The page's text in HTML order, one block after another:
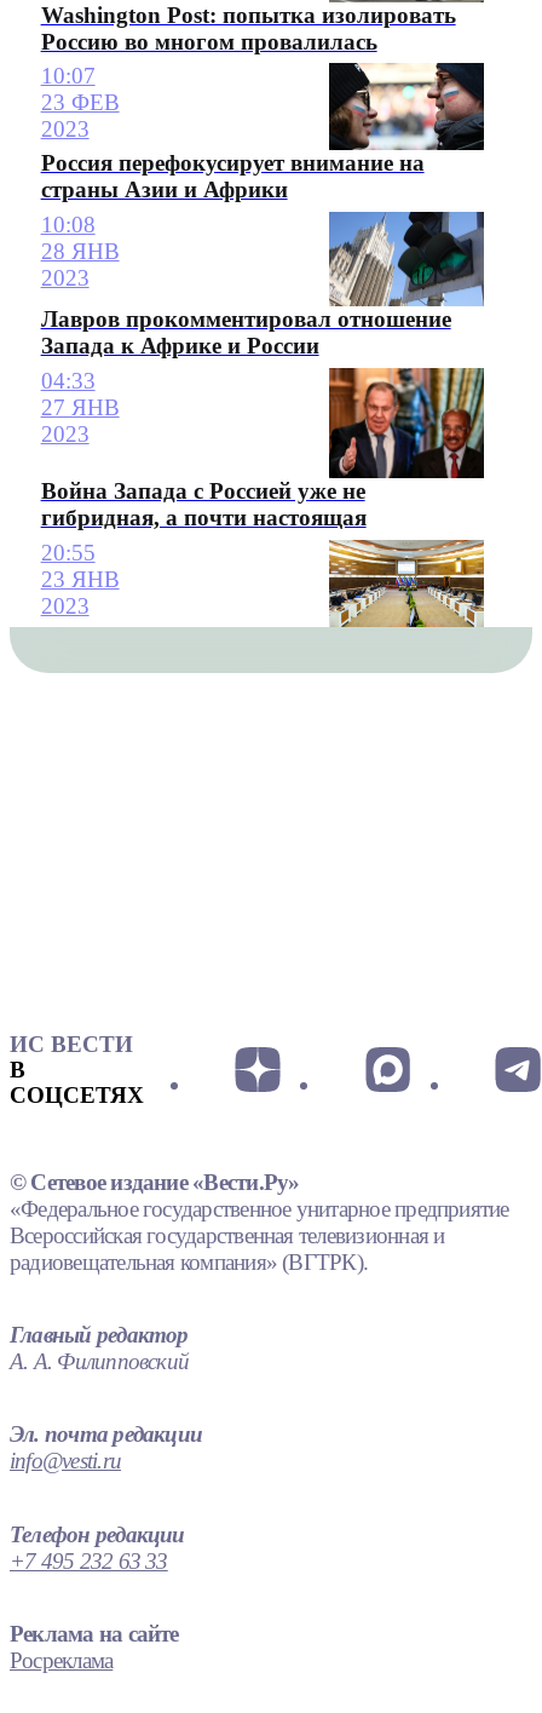
Washington Post: попытка изолировать
Россию во многом провалилась
10:07
23 ФЕВ
2023
Россия перефокусирует внимание на
страны Азии и Африки
10:08
28 ЯНВ
2023
Лавров прокомментировал отношение
Запада к Африке и России
04:33
27 ЯНВ
2023
Война Запада с Россией уже не
гибридная, а почти настоящая
20:55
23 ЯНВ
2023
ИС ВЕСТИ
В
СОЦСЕТЯХ
© Сетевое издание «Вести.Ру»
«Федеральное государственное унитарное предприятие
Всероссийская государственная телевизионная и
радиовещательная компания» (ВГТРК).
Главный редактор
А. А. Филипповский
Эл. почта редакции
info@vesti.ru
Телефон редакции
+7 495 232 63 33
Реклама на сайте
Росреклама